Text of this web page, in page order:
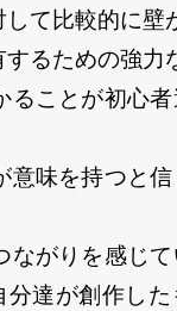
て比較的に壁
るための強力
ることが初心
意味を持つと
ながりを感じ
分達が創作し